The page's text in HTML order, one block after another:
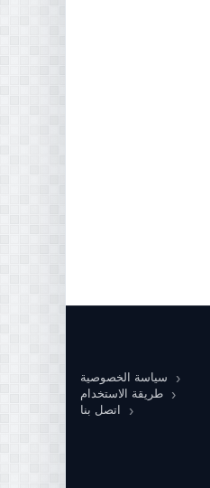
سياسة الخصوصية
طريقة الاستخدام
اتصل بنا